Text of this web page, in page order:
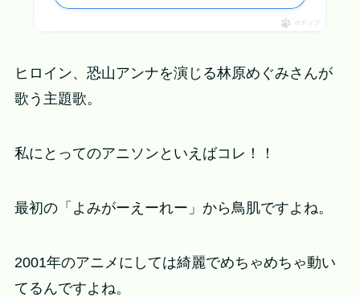
ポチップ
ヒロイン、恐山アンナを演じる林原めぐみさんが
歌う主題歌。
私にとってのアニソンといえばコレ！！
最初の「よみがーえーれー」から鳥肌ですよね。
2001年のアニメにしては綺麗でめちゃめちゃ動い
てるんですよね。